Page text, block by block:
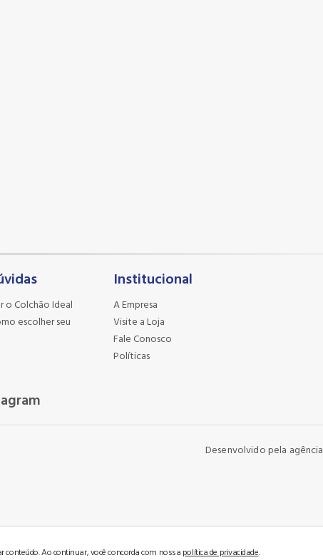
o Colchão Ideal
escolher seu
Institucional
A Empresa
Visite a Loja
Fale Conosco
Políticas
Desenvolvido pela agência
Procópio Gomes 965, Bucarein - Joinville/SC | 89202300
Ao continuar, você concorda com nossa política de privacidade.